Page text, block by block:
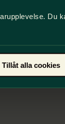
Du
Tillåt alla cookies